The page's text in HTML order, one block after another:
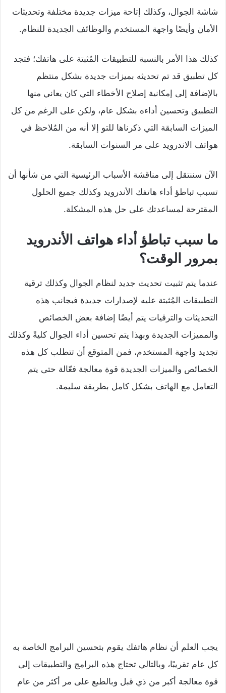
شاشة الجوال، وكذلك إتاحة ميزات جديدة مختلفة وتحديثات
الأمان وأيضًا واجهة المستخدم والوظائف الجديدة للنظام.
كذلك هذا الأمر بالنسبة للتطبيقات المُثبتة على هاتفك؛ فتجد
كل تطبيق قد تم تحديثه بميزات جديدة بشكل منتظم
بالإضافة إلى إمكانية إصلاح الأخطاء التي كان يعاني منها
التطبيق وتحسين أداءه بشكل عام، ولكن على الرغم من كل
الميزات السابقة التي ذكرناها للتو إلا أنه من المُلاحظ في
هواتف الاندرويد على مر السنوات السابقة.
الآن سننتقل إلى مناقشة الأسباب الرئيسية التي من شأنها أن
تسبب تباطؤ أداء هاتفك الأندرويد وكذلك جميع الحلول
المقترحة لمساعدتك على حل هذه المشكلة.
ما سبب تباطؤ أداء هواتف الأندرويد
بمرور الوقت؟
عندما يتم تثبيت تحديث جديد لنظام الجوال وكذلك ترقية
التطبيقات المُثبتة عليه لإصدارات جديدة فبجانب هذه
التحديثات والترقيات يتم أيضًا إضافة بعض الخصائص
والمميزات الجديدة وبهذا يتم تحسين أداء الجوال كليةً وكذلك
تجديد واجهة المستخدم، فمن المتوقع أن تتطلب كل هذه
الخصائص والميزات الجديدة قوة معالجة فعّالة حتى يتم
التعامل مع الهاتف بشكل كامل بطريقة سليمة.
يجب العلم أن نظام هاتفك يقوم بتحسين البرامج الخاصة به
كل عام تقريبًا، وبالتالي تحتاج هذه البرامج والتطبيقات إلى
قوة معالجة أكبر من ذي قبل وبالطبع على مر أكثر من عام